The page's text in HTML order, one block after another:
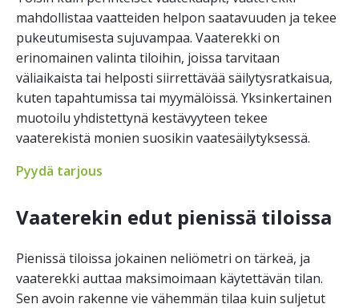
mahdollistaa vaatteiden helpon saatavuuden ja tekee
pukeutumisesta sujuvampaa. Vaaterekki on
erinomainen valinta tiloihin, joissa tarvitaan
väliaikaista tai helposti siirrettävää säilytysratkaisua,
kuten tapahtumissa tai myymälöissä. Yksinkertainen
muotoilu yhdistettynä kestävyyteen tekee
vaaterekistä monien suosikin vaatesäilytyksessä.
Pyydä tarjous
Vaaterekin edut pienissä tiloissa
Pienissä tiloissa jokainen neliömetri on tärkeä, ja
vaaterekki auttaa maksimoimaan käytettävän tilan.
Sen avoin rakenne vie vähemmän tilaa kuin suljetut